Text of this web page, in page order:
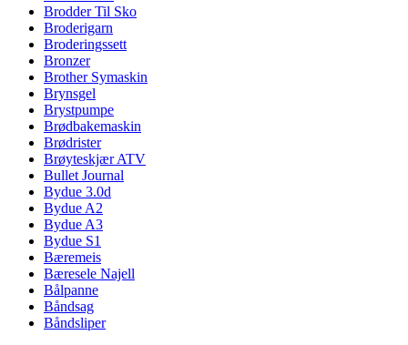
Brodder Til Sko
Broderigarn
Broderingssett
Bronzer
Brother Symaskin
Brynsgel
Brystpumpe
Brødbakemaskin
Brødrister
Brøyteskjær ATV
Bullet Journal
Bydue 3.0d
Bydue A2
Bydue A3
Bydue S1
Bæremeis
Bæresele Najell
Bålpanne
Båndsag
Båndsliper